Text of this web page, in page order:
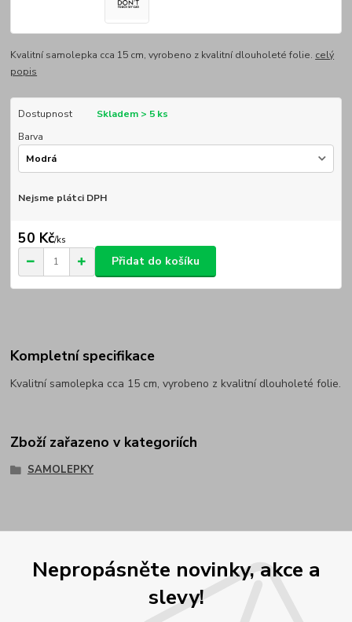
Kvalitní samolepka cca 15 cm, vyrobeno z kvalitní dlouholeté folie. celý
popis
Dostupnost
Skladem > 5 ks
Barva
Nejsme plátci DPH
50 Kč/ks
Přidat do košíku
Kompletní specifikace
Kvalitní samolepka cca 15 cm, vyrobeno z kvalitní dlouholeté folie.
Zboží zařazeno v kategoriích
SAMOLEPKY
Nepropásněte novinky, akce a
slevy!